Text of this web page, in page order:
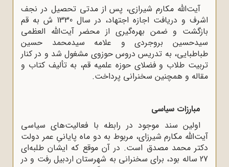
آیت‌الله‌ مکارم شیرازی، پس از مدتی تحصیل در نجف
اشرف و دریافت اجازه اجتهاد، در سال 1330 ش به قم
بازگشت و ضمن بهره‌گیری از محضر آیت‌الله العظمی
سیدحسین بروجردی و علامه سیدمحمد حسین
طباطبایی، به تدریس دروس حوزوی مشغول شد و در کنار
تربیت طلاب و فضلای حوزه علمیه قم، به تألیف کتاب و
مقاله و همچنین سخنرانی پرداخت.
مبارزات سیاسی
اولین سند موجود در رابطه با فعالیت‌های سیاسی
آیت‌الله‌ مکارم شیرزای، مربوط به دو ماه پایانیِ عمر دولت
دکتر محمد مصدق است. در آن موقع که ‌ایشان طلبه‌ای
27 ساله بود، برای سخنرانی به شهرستان اردبیل رفت و در